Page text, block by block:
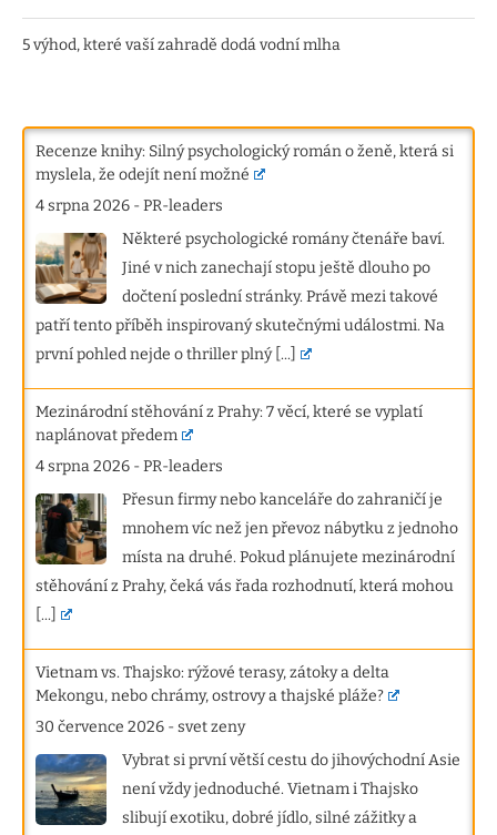
5 výhod, které vaší zahradě dodá vodní mlha
Recenze knihy: Silný psychologický román o ženě, která si
myslela, že odejít není možné
4 srpna 2026 -PR-leaders
Některé psychologické romány čtenáře baví.
Jiné v nich zanechají stopu ještě dlouho po
dočtení poslední stránky. Právě mezi takové
patří tento příběh inspirovaný skutečnými událostmi. Na
první pohled nejde o thriller plný [...]
Mezinárodní stěhování z Prahy: 7 věcí, které se vyplatí
naplánovat předem
4 srpna 2026 -PR-leaders
Přesun firmy nebo kanceláře do zahraničí je
mnohem víc než jen převoz nábytku z jednoho
místa na druhé. Pokud plánujete mezinárodní
stěhování z Prahy, čeká vás řada rozhodnutí, která mohou
[...]
Vietnam vs. Thajsko: rýžové terasy, zátoky a delta
Mekongu, nebo chrámy, ostrovy a thajské pláže?
30 července 2026 -svet zeny
Vybrat si první větší cestu do jihovýchodní Asie
není vždy jednoduché. Vietnam i Thajsko
slibují exotiku, dobré jídlo, silné zážitky a